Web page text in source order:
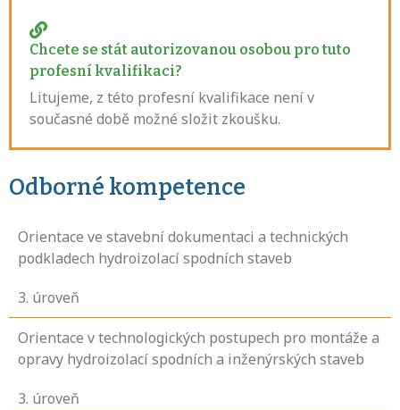
Chcete se stát autorizovanou osobou pro tuto
profesní kvalifikaci?
Litujeme, z této profesní kvalifikace není v
současné době možné složit zkoušku.
Odborné kompetence
Orientace ve stavební dokumentaci a technických
podkladech hydroizolací spodních staveb
3. úroveň
Orientace v technologických postupech pro montáže a
opravy hydroizolací spodních a inženýrských staveb
3. úroveň